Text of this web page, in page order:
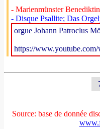
- Marienmünster
- Disque Psallite; Das
orgue Johann Patroclus
https://
Source: base de donnée